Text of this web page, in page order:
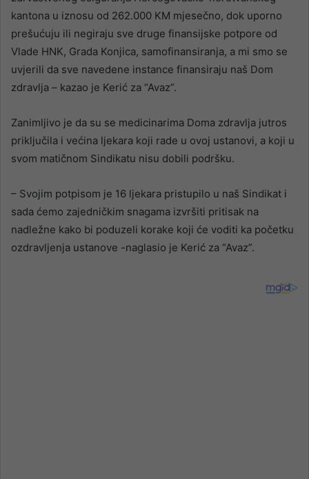
kantona u iznosu od 262.000 KM mjesečno, dok uporno
prešućuju ili negiraju sve druge finansijske potpore od
Vlade HNK, Grada Konjica, samofinansiranja, a mi smo se
uvjerili da sve navedene instance finansiraju naš Dom
zdravlja – kazao je Kerić za “Avaz”.
Zanimljivo je da su se medicinarima Doma zdravlja jutros
priključila i većina ljekara koji rade u ovoj ustanovi, a koji u
svom matičnom Sindikatu nisu dobili podršku.
– Svojim potpisom je 16 ljekara pristupilo u naš Sindikat i
sada ćemo zajedničkim snagama izvršiti pritisak na
nadležne kako bi poduzeli korake koji će voditi ka početku
ozdravljenja ustanove -naglasio je Kerić za “Avaz”.